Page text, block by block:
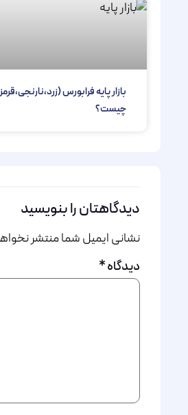
بازار پایه فرابورس
چیست؟
دیدگاهتان را بنویسید
نشانی ایمیل شما منتشر
دیدگاه*